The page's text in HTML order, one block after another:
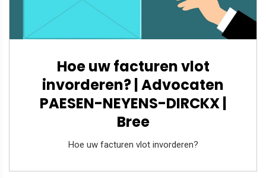
Hoe uw facturen vlot
invorderen? | Advocaten
PAESEN-NEYENS-DIRCKX |
Bree
Hoe uw facturen vlot invorderen?